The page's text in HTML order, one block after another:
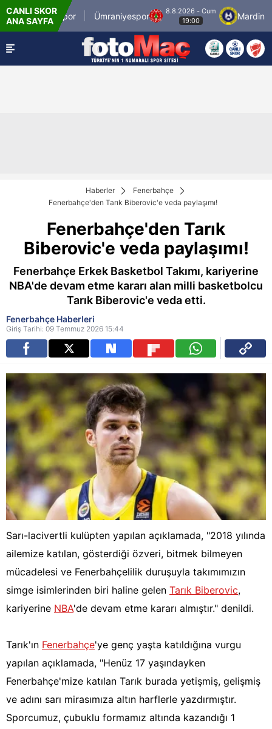
CANLI SKOR
ANA SAYFA
İstanbulspor Ümraniyespor
8.8.2026 - Cum
19:00
Mardin
Haberler
Fenerbahçe
Fenerbahçe'den Tarık Biberovic'e veda paylaşımı!
Fenerbahçe'den Tarık
Biberovic'e veda paylaşımı!
Fenerbahçe Erkek Basketbol Takımı, kariyerine
NBA'de devam etme kararı alan milli basketbolcu
Tarık Biberovic'e veda etti.
Fenerbahçe Haberleri
Giriş Tarihi: 09 Temmuz 2026 15:44
Sarı-lacivertli kulüpten yapılan açıklamada, "2018 yılında
ailemize katılan, gösterdiği özveri, bitmek bilmeyen
mücadelesi ve Fenerbahçelilik duruşuyla takımımızın
simge isimlerinden biri haline gelen Tarık Biberovic,
kariyerine NBA'de devam etme kararı almıştır." denildi.
Tarık'ın Fenerbahçe'ye genç yaşta katıldığına vurgu
yapılan açıklamada, "Henüz 17 yaşındayken
Fenerbahçe'mize katılan Tarık burada yetişmiş, gelişmiş
ve adını sarı mirasımıza altın harflerle yazdırmıştır.
Sporcumuz, çubuklu formamız altında kazandığı 1